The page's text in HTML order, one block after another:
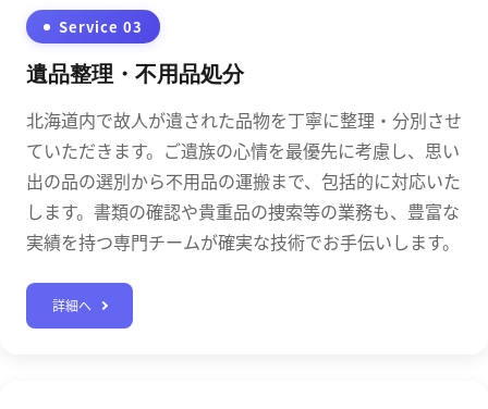
Service 03
遺品整理・不用品処分
北海道内で故人が遺された品物を丁寧に整理・分別させ
ていただきます。ご遺族の心情を最優先に考慮し、思い
出の品の選別から不用品の運搬まで、包括的に対応いた
します。書類の確認や貴重品の捜索等の業務も、豊富な
実績を持つ専門チームが確実な技術でお手伝いします。
詳細へ